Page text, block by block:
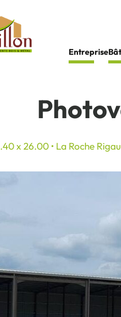
Entreprise
x 26.00 • La Roche